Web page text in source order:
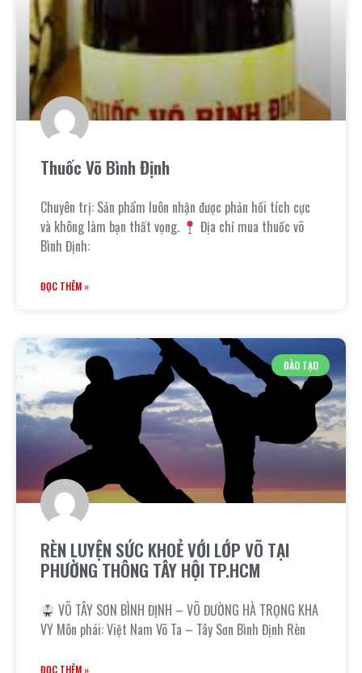
Thuốc Võ Bình Định
Chuyên trị: Sản phẩm luôn nhận được phản hồi tích cực
và không làm bạn thất vọng.
Địa chỉ mua thuốc võ
Bình Định:
ĐỌC THÊM »
ĐÀO TẠO
RÈN LUYỆN SỨC KHOẺ VỚI LỚP VÕ TẠI
PHƯỜNG THÔNG TÂY HỘI TP.HCM
VÕ TÂY SƠN BÌNH ĐỊNH – VÕ ĐƯỜNG HÀ TRỌNG KHA
VY Môn phái: Việt Nam Võ Ta – Tây Sơn Bình Định Rèn
ĐỌC THÊM »